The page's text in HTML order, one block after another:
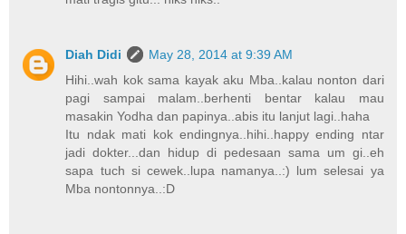
Diah Didi
May 28, 2014 at 9:39 AM
Hihi..wah kok sama kayak aku Mba..kalau nonton dari
pagi sampai malam..berhenti bentar kalau mau
masakin Yodha dan papinya..abis itu lanjut lagi..haha
Itu ndak mati kok endingnya..hihi..happy ending ntar
jadi dokter...dan hidup di pedesaan sama um gi..eh
sapa tuch si cewek..lupa namanya..:) lum selesai ya
Mba nontonnya..:D